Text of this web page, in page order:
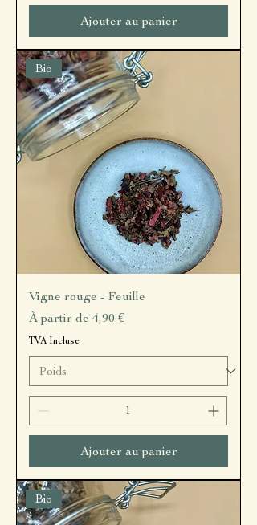
Ajouter au panier
Bio
Vigne rouge - Feuille
À partir de4,90 €
Prix promotionnel
TVA Incluse
Ajouter au panier
Bio